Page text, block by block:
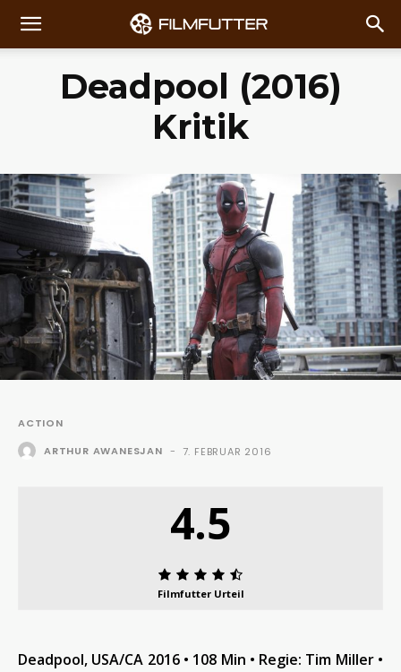
Deadpool (2016)
Kritik
ACTION
ARTHUR AWANESJAN - 7. FEBRUAR 2016
4.5
Filmfutter Urteil
Deadpool, USA/CA 2016 • 108 Min • Regie: Tim Miller •